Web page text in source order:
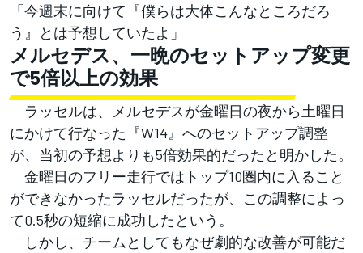
「今週末に向けて『僕らは大体こんなところだろ
う』とは予想していたよ」
メルセデス、一晩のセットアップ変更
で5倍以上の効果
ラッセルは、メルセデスが金曜日の夜から土曜日
にかけて行なった『W14』へのセットアップ調整
が、当初の予想よりも5倍効果的だったと明かした。
金曜日のフリー走行ではトップ10圏内に入ること
ができなかったラッセルだったが、この調整によっ
て0.5秒の短縮に成功したという。
しかし、チームとしてもなぜ劇的な改善が可能だ